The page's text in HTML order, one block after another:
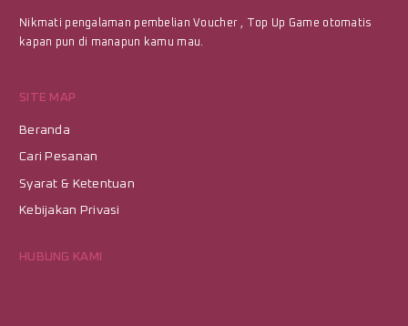
Nikmati pengalaman pembelian Voucher , Top Up Game otomatis
kapan pun di manapun kamu mau.
SITE MAP
Beranda
Cari Pesanan
Syarat & Ketentuan
Kebijakan Privasi
HUBUNG KAMI